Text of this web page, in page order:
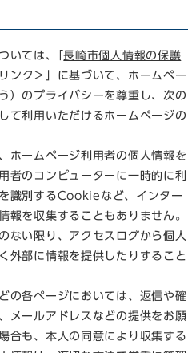
いては､「長崎市個人情報の保護
ンク＞
」に基づいて、ホームペー
）のプライバシーを尊重し、次の
て利用いただけるホームページの
ホームページ利用者の個人情報を
者のコンピューターに一時的に利
識別するCookieなど、インター
報を収集することもありません。
ない限り、アクセスログから個人
外部に情報を提供したりすること
の各ページにおいては、返信や確
メールアドレスなどの提供をお願
合も、本人の同意により収集する